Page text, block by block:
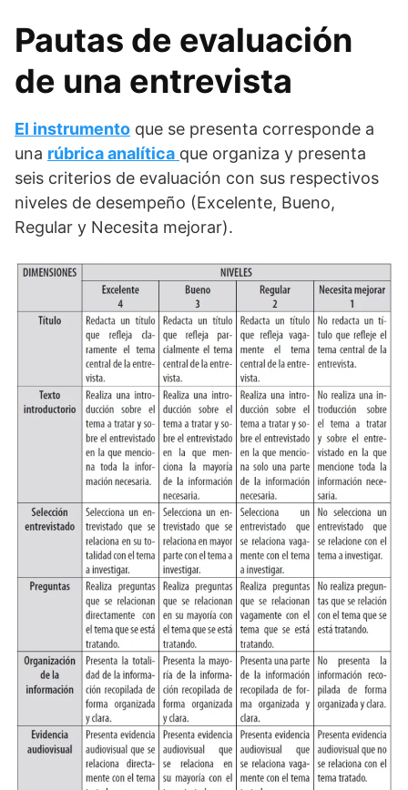
Pautas de evaluación
de una entrevista
El instrumento que se presenta corresponde a
una rúbrica analítica que organiza y presenta
seis criterios de evaluación con sus respectivos
niveles de desempeño (Excelente, Bueno,
Regular y Necesita mejorar).